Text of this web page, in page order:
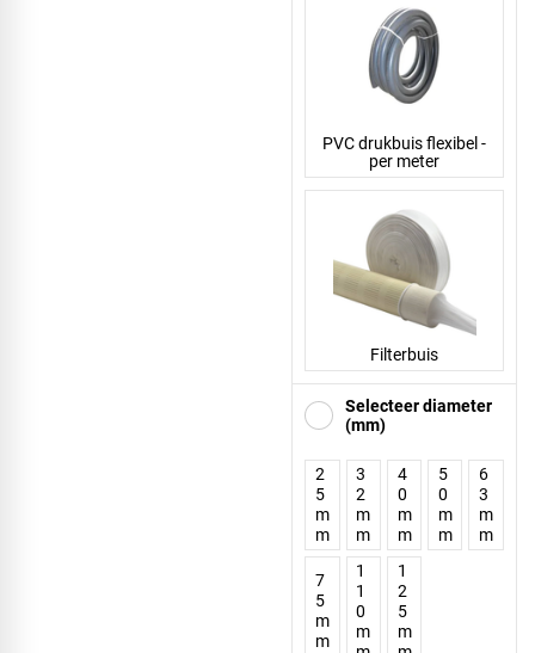
PVC drukbuis flexibel -
per meter
Filterbuis
Selecteer diameter
(mm)
2
5
m
m
3
2
m
m
4
0
m
m
5
0
m
m
6
3
m
m
7
5
m
m
1
1
0
m
1
2
5
m